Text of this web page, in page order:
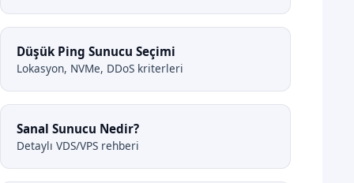
Düşük Ping Sunucu Seçimi
Lokasyon, NVMe, DDoS kriterleri
Sanal Sunucu Nedir?
Detaylı VDS/VPS rehberi